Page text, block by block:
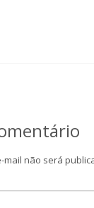
mail não será